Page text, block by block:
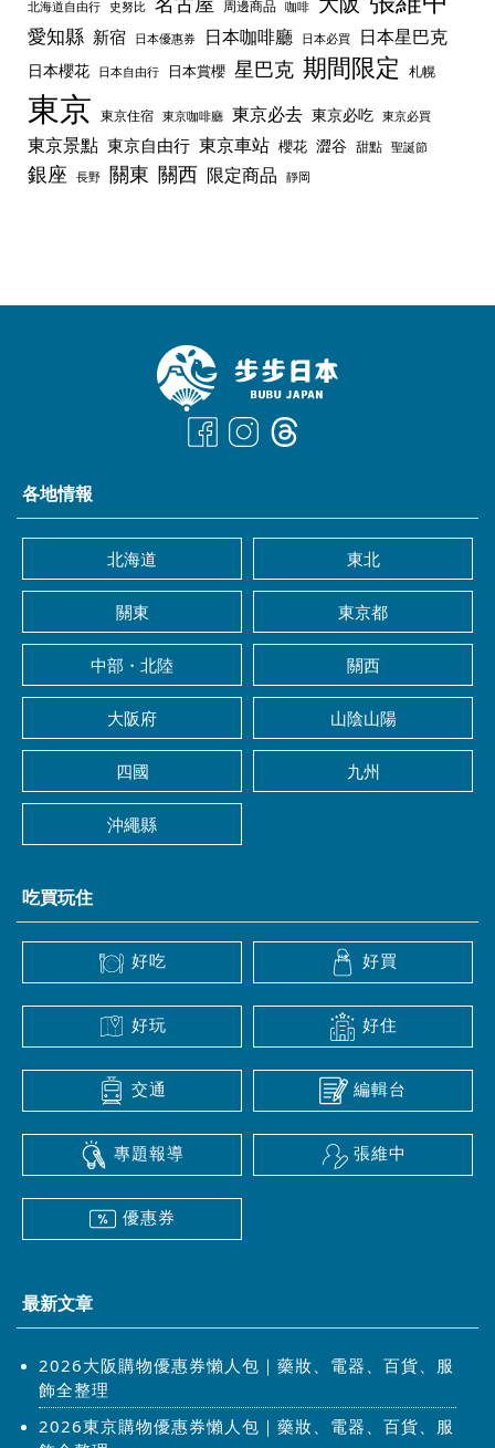
北海道自由行 史努比 周邊商品 咖啡
愛知縣 新宿 日本優惠券 日本咖啡廳 日本必買 日本星巴克
日本櫻花 日本自由行 日本賞櫻 星巴克 期間限定 札幌
東京 東京住宿 東京咖啡廳 東京必去 東京必吃 東京必買
東京景點 東京自由行 東京車站 櫻花 澀谷 甜點 聖誕節
銀座 長野 關東 關西 限定商品 靜岡
各地情報
北海道 東北
關東 東京都
中部・北陸 關西
大阪府 山陰山陽
四國 九州
沖繩縣
吃買玩住
好吃 好買
好玩 好住
交通 編輯台
專題報導 張維中
優惠券
最新文章
2026大阪購物優惠券懶人包｜藥妝、電器、百貨、服
飾全整理
2026東京購物優惠券懶人包｜藥妝、電器、百貨、服